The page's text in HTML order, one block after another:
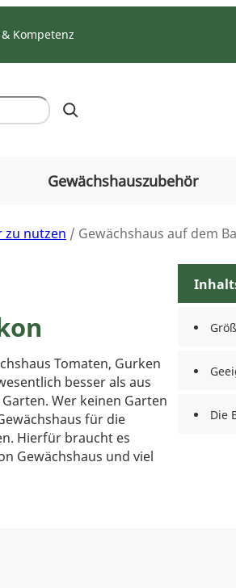
Kompetenz
Gewächshauszubehör
zu nutzen / Gewächshaus auf dem
Tomaten, Gurken
besser als aus
Wer keinen Garten
für die
Hierfür braucht es
Gewächshaus und viel
Die